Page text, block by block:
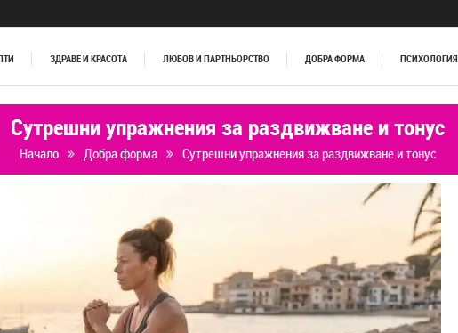
ЗДРАВЕ И КРАСОТА ЛЮБОВ И ПАРТНЬОРСТВО ДОБРА ФОРМА ПСИХОЛОГИЯ
Сутрешни упражнения за раздвижване и тонус
Начало Добра форма Сутрешни упражнения за раздвижване и тонус